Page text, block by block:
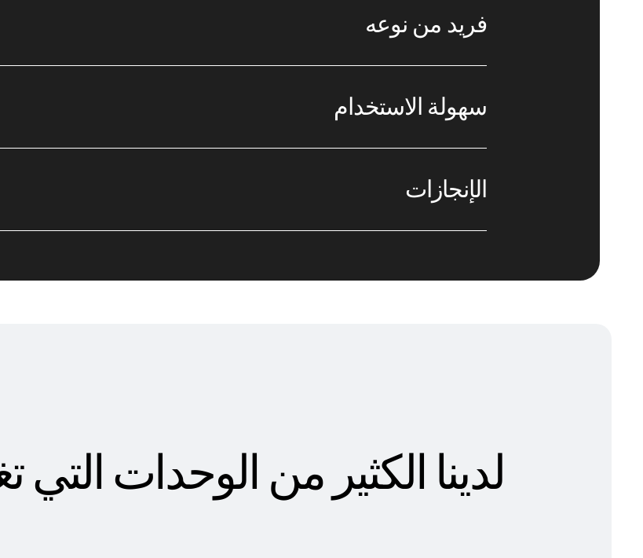
فريد من نوعه
سهولة الاستخدام
الإنجازات
لدينا الكثير من الوحدات